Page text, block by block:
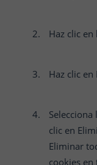
Haz clic
Haz clic
clic en
Eliminar
cookies en